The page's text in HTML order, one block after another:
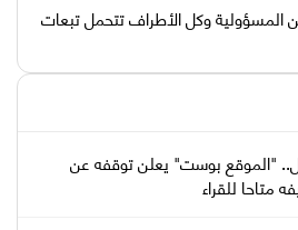
وكل الأطراف تتحمل تبعات
"الموقع بوست" يعلن توقفه عن
متاحا للقراء